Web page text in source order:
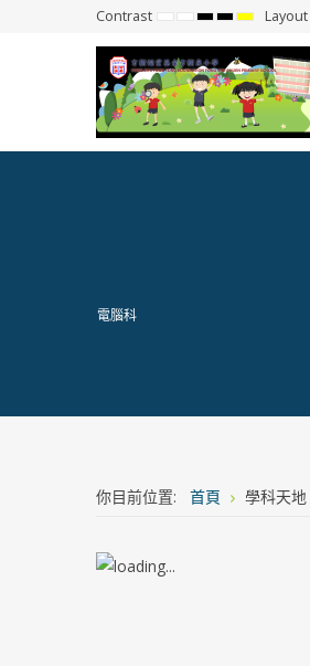
Contrast Default
NightHigh
Black
White
mode
High
Black
Yellow
mode
High
Yellow
Black
mode
Layout
電腦科
你目前位置: 首頁 學科天地